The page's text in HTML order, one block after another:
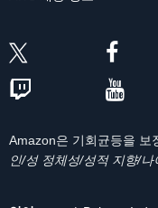
Amazon은 기회균등을 보
인/성 정체성/성적 지향/나